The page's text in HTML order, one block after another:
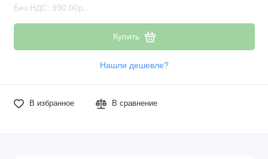
Без НДС: 990.00р.
Купить
Нашли дешевле?
В избранное В сравнение